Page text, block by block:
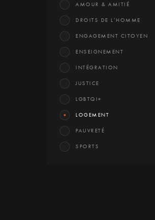
AMOUR & AMITIÉ
DROITS DE L’HOMME
ENGAGEMENT CITOYEN
ENSEIGNEMENT
INTÉGRATION
JUSTICE
LGBTQI+
LOGEMENT
PAUVRETÉ
SPORTS